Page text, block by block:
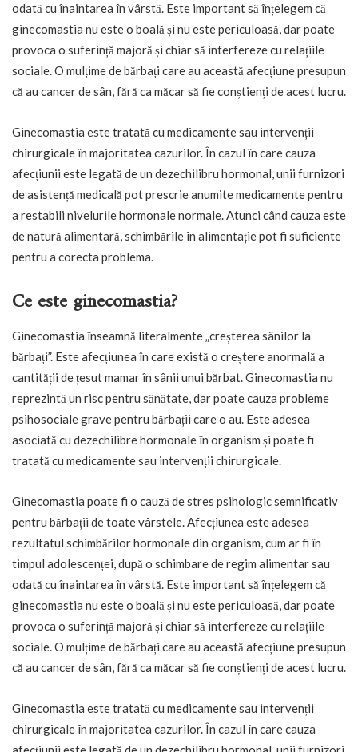
odată cu înaintarea în vârstă. Este important să înțelegem că
ginecomastia nu este o boală și nu este periculoasă, dar poate
provoca o suferință majoră și chiar să interfereze cu relațiile
sociale. O mulțime de bărbați care au această afecțiune presupun
că au cancer de sân, fără ca măcar să fie conștienți de acest lucru.
Ginecomastia este tratată cu medicamente sau intervenții
chirurgicale în majoritatea cazurilor. În cazul în care cauza
afecțiunii este legată de un dezechilibru hormonal, unii furnizori
de asistență medicală pot prescrie anumite medicamente pentru
a restabili nivelurile hormonale normale. Atunci când cauza este
de natură alimentară, schimbările în alimentație pot fi suficiente
pentru a corecta problema.
Ce este ginecomastia?
Ginecomastia înseamnă literalmente „creșterea sânilor la
bărbați”. Este afecțiunea în care există o creștere anormală a
cantității de țesut mamar în sânii unui bărbat. Ginecomastia nu
reprezintă un risc pentru sănătate, dar poate cauza probleme
psihosociale grave pentru bărbații care o au. Este adesea
asociată cu dezechilibre hormonale în organism și poate fi
tratată cu medicamente sau intervenții chirurgicale.
Ginecomastia poate fi o cauză de stres psihologic semnificativ
pentru bărbații de toate vârstele. Afecțiunea este adesea
rezultatul schimbărilor hormonale din organism, cum ar fi în
timpul adolescenței, după o schimbare de regim alimentar sau
odată cu înaintarea în vârstă. Este important să înțelegem că
ginecomastia nu este o boală și nu este periculoasă, dar poate
provoca o suferință majoră și chiar să interfereze cu relațiile
sociale. O mulțime de bărbați care au această afecțiune presupun
că au cancer de sân, fără ca măcar să fie conștienți de acest lucru.
Ginecomastia este tratată cu medicamente sau intervenții
chirurgicale în majoritatea cazurilor. În cazul în care cauza